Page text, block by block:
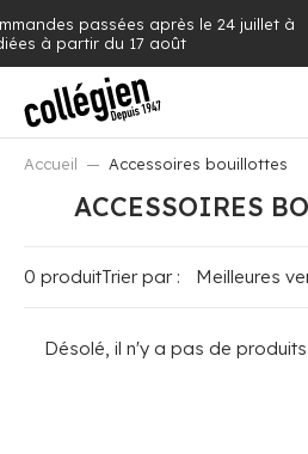
après le 24 juillet à
août
Livraison
Accueil Accessoires bouillottes
ACCESSOIRES
0 produitTrier par :
Désolé, il n'y a pas de